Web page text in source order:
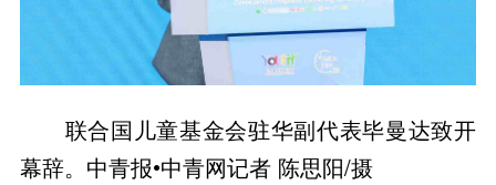
联合国儿童基金会驻华副代表毕曼达致开
幕辞。中青报•中青网记者 陈思阳/摄